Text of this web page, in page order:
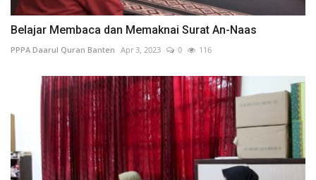
Belajar Membaca dan Memaknai Surat An-Naas
PPPA Daarul Quran Banten Apr 3, 2023 0 116